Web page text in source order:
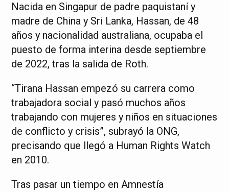
Nacida en Singapur de padre paquistaní y
madre de China y Sri Lanka, Hassan, de 48
años y nacionalidad australiana, ocupaba el
puesto de forma interina desde septiembre
de 2022, tras la salida de Roth.
“Tirana Hassan empezó su carrera como
trabajadora social y pasó muchos años
trabajando con mujeres y niños en situaciones
de conflicto y crisis”, subrayó la ONG,
precisando que llegó a Human Rights Watch
en 2010.
Tras pasar un tiempo en Amnestía